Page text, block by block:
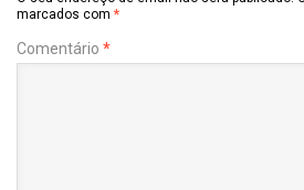
marcados com *
Comentário *